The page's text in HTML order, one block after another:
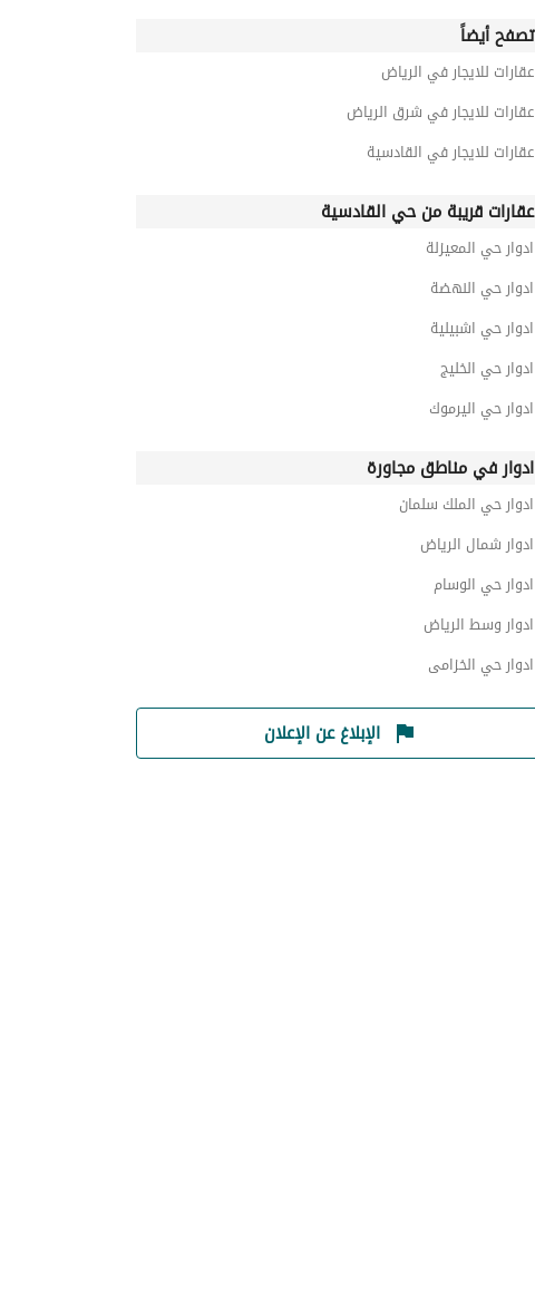
تصفح أيضاً
عقارات للايجار في الرياض
عقارات للايجار في شرق الرياض
عقارات للايجار في القادسية
عقارات قريبة من حي القادسية
ادوار حي المعيزلة
ادوار حي النهضة
ادوار حي اشبيلية
ادوار حي الخليج
ادوار حي اليرموك
ادوار في مناطق مجاورة
ادوار حي الملك سلمان
ادوار شمال الرياض
ادوار حي الوسام
ادوار وسط الرياض
ادوار حي الخزامى
الإبلاغ عن الإعلان